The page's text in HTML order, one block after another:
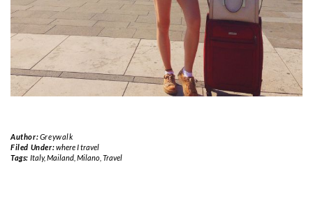
Author:Greywalk
Filed Under:where I travel
Tags: Italy,Mailand, Milano, Travel